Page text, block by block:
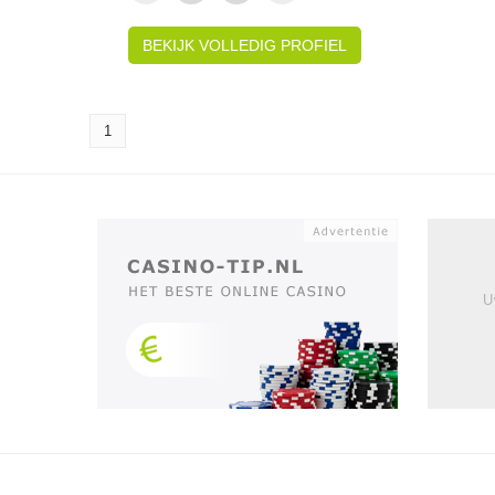
BEKIJK VOLLEDIG PROFIEL
1